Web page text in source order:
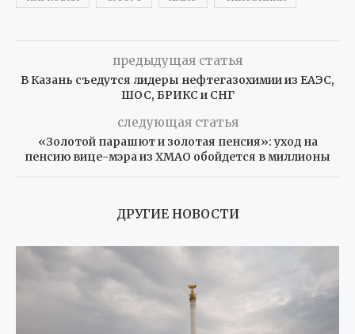
предыдущая статья
В Казань съедутся лидеры нефтегазохимии из ЕАЭС,
ШОС, БРИКС и СНГ
следующая статья
«Золотой парашют и золотая пенсия»: уход на
пенсию вице-мэра из ХМАО обойдется в миллионы
ДРУГИЕ НОВОСТИ